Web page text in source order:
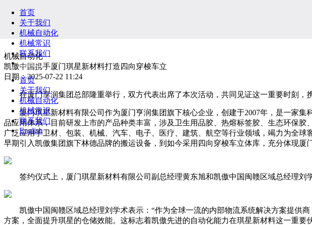
首页
关于我们
机械自动化
机械常识
联系我们
English
首页
关于我们
机械自动化
机械常识
联系我们
English
机械自动化
凯傲中国携手厦门琪星新材料打造四向穿梭车立
日期：2025-07-22 11:24
在厦门享润集团总部隆重举行，双方代表出席了本次活动，共同见证这一重要时刻，
厦门琪星新材料有限公司作为厦门亨润集团旗下核心企业，创建于2007年，是一家集
品应用体系，目前研发上市的产品种类丰富，涉及卫生用品胶、热熔标签胶、生态环保
广泛应用于卫材、包装、机械、汽车、电子、医疗、建筑、航空等行业领域，竭力为全
早期引入凯傲集团旗下林德品牌的搬运设备，到如今采用四向穿梭车立体库，充分体现
签约仪式上，厦门琪星新材料有限公司副总经理黄东旭和凯傲中国闽赣区域总经理刘
凯傲中国闽赣区域总经理刘学术表示：“作为全球一流的内部物流系统解决方案提供
方案，全面提升琪星的仓储效能。这标志着凯傲先进的自动化能力在琪星新材料这一重